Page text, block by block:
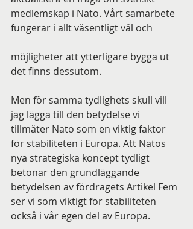
medlemskap i Nato. Vårt samarbete
fungerar i allt väsentligt väl och
möjligheter att ytterligare bygga ut
det finns dessutom.
Men för samma tydlighets skull vill
jag lägga till den betydelse vi
tillmäter Nato som en viktig faktor
för stabiliteten i Europa. Att Natos
nya strategiska koncept tydligt
betonar den grundläggande
betydelsen av fördragets Artikel Fem
ser vi som viktigt för stabiliteten
också i vår egen del av Europa.